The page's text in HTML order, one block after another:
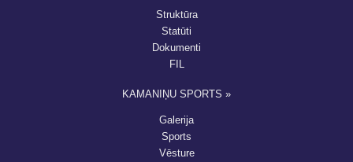
Struktūra
Statūti
Dokumenti
FIL
KAMANIŅU SPORTS »
Galerija
Sports
Vēsture